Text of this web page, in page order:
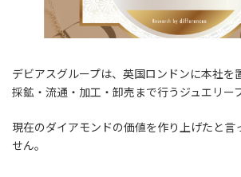
デビアスグループは、英国ロンドンに本社を
採鉱・流通・加工・卸売まで行うジュエリー
現在のダイアモンドの価値を作り上げたと言
せん。